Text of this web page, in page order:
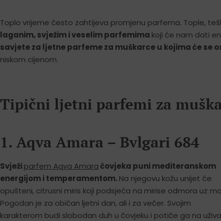
Toplo vrijeme često zahtijeva promjenu parfema. Tople,
laganim, svježim i veselim parfemima koji će nam dati
savjete za ljetne parfeme za muškarce u kojima će se
niskom cijenom.
Tipični ljetni parfemi za
1. Aqva Amara – Bvlgari 684
Svježiparfem Aqva Amaračovjeka puni mediteranskom
energijom i temperamentom.Na njegovu kožu unijet će
opušteni, citrusni miris koji podsjeća na mirise odmora uz
Pogodan je za običan ljetni dan, ali i za večer. Svojim
karakterom budi slobodan duh u čovjeku i potiče ga na